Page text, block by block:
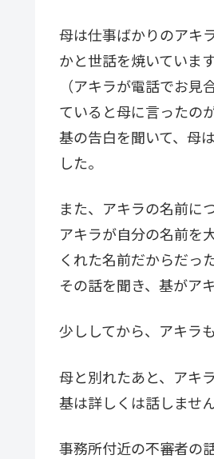
母は仕事ばかりのアキ
かと世話を焼いています
（アキラが電話でお
ていると母に言ったの
基の告白を聞いて、母
した。
また、アキラの名前に
アキラが自分の名前を
くれた名前だからだっ
その話を聞き、基がア
少ししてから、アキラ
母と別れたあと、アキ
基は詳しくは話しませ
事務所付近の不審者の